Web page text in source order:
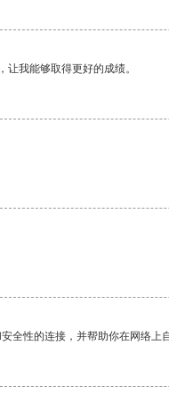
我能够取得更好的成绩。
全性的连接，并帮助你在网络上